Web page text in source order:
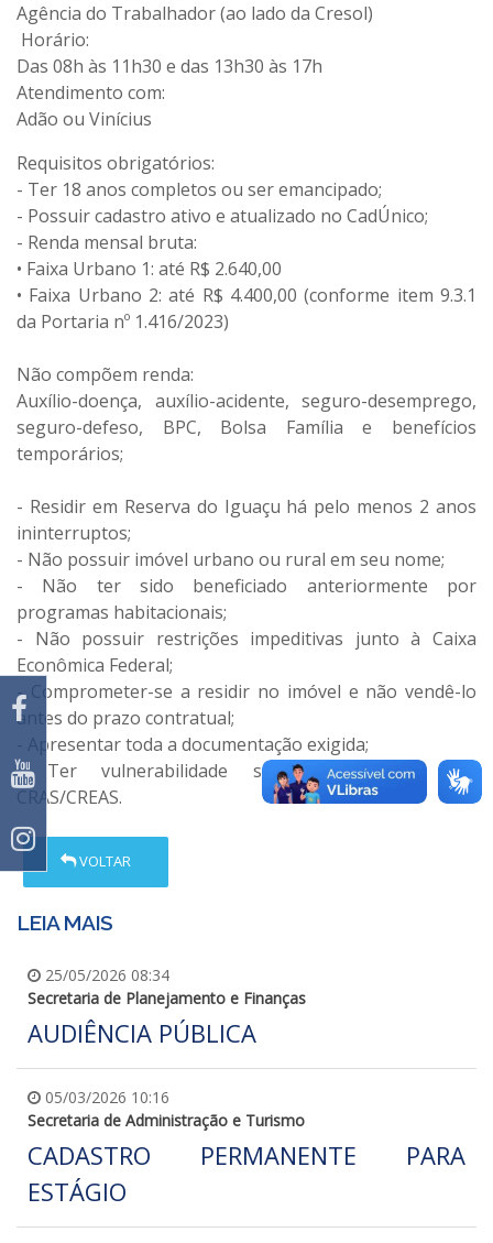
Agência do Trabalhador (ao lado da Cresol)
Horário:
Das 08h às 11h30 e das 13h30 às 17h
Atendimento com:
Adão ou Vinícius
Requisitos obrigatórios:
- Ter 18 anos completos ou ser emancipado;
- Possuir cadastro ativo e atualizado no CadÚnico;
- Renda mensal bruta:
• Faixa Urbano 1: até R$ 2.640,00
• Faixa Urbano 2: até R$ 4.400,00 (conforme item 9.3.1
da Portaria nº 1.416/2023)
Não compõem renda:
Auxílio-doença, auxílio-acidente, seguro-desemprego,
seguro-defeso, BPC, Bolsa Família e benefícios
temporários;
- Residir em Reserva do Iguaçu há pelo menos 2 anos
ininterruptos;
- Não possuir imóvel urbano ou rural em seu nome;
- Não ter sido beneficiado anteriormente por
programas habitacionais;
- Não possuir restrições impeditivas junto à Caixa
Econômica Federal;
- Comprometer-se a residir no imóvel e não vendê-lo
antes do prazo contratual;
- Apresentar toda a documentação exigida;
- Ter vulnerabilidade social confirmada pelo
CRAS/CREAS.
VOLTAR
LEIA MAIS
25/05/2026 08:34
Secretaria de Planejamento e Finanças
AUDIÊNCIA PÚBLICA
05/03/2026 10:16
Secretaria de Administração e Turismo
CADASTRO PERMANENTE PARA
ESTÁGIO